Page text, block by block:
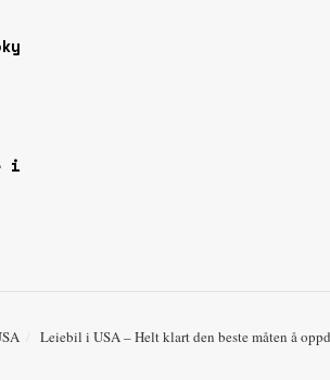
i
Leiebil i USA – Helt klart den beste måten å